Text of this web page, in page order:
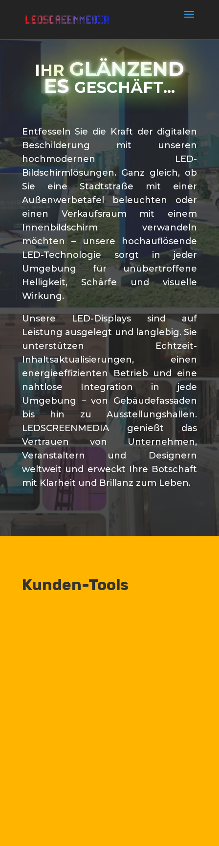
IHRGLÄNZEND
ES GESCHÄFT...
Entfesseln Sie die Kraft der digitalen
Beschilderung mit unseren
hochmodernen LED-
Bildschirmlösungen. Ganz gleich, ob
Sie eine Stadtstraße mit einer
Außenwerbetafel beleuchten oder
einen Verkaufsraum mit einem
Innenbildschirm verwandeln
möchten – unsere hochauflösende
LED-Technologie sorgt in jeder
Umgebung für unübertroffene
Helligkeit, Schärfe und visuelle
Wirkung.
Unsere LED-Displays sind auf
Leistung ausgelegt und langlebig. Sie
unterstützen Echtzeit-
Inhaltsaktualisierungen, einen
energieeffizienten Betrieb und eine
nahtlose Integration in jede
Umgebung – von Gebäudefassaden
bis hin zu Ausstellungshallen.
LEDSCREENMEDIA genießt das
Vertrauen von Unternehmen,
Veranstaltern und Designern
weltweit und erweckt Ihre Botschaft
mit Klarheit und Brillanz zum Leben.
Kunden-Tools